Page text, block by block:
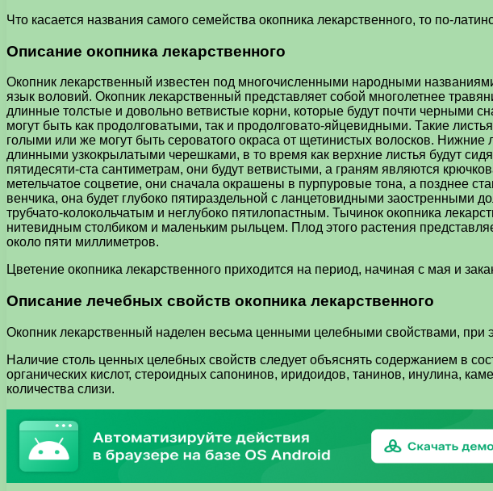
Что касается названия самого семейства окопника лекарственного, то по-
Описание окопника лекарственного
Окопник лекарственный известен под многочисленными народными
язык воловий. Окопник лекарственный представляет собой многолетнее
длинные толстые и довольно ветвистые корни, которые будут почти черными
могут быть как продолговатыми, так и продолговато-яйцевидными. Такие
голыми или же могут быть сероватого окраса от щетинистых волосков.
длинными узкокрылатыми черешками, в то время как верхние листья будут
пятидесяти-ста сантиметрам, они будут ветвистыми, а граням являются
метельчатое соцветие, они сначала окрашены в пурпуровые тона, а позднее
венчика, она будет глубоко пятираздельной с ланцетовидными заостренными
трубчато-колокольчатым и неглубоко пятилопастным. Тычинок окопника
нитевидным столбиком и маленьким рыльцем. Плод этого растения
около пяти миллиметров.
Цветение окопника лекарственного приходится на период, начиная с мая и
Описание лечебных свойств окопника лекарственного
Окопник лекарственный наделен весьма ценными целебными свойствами, при
Наличие столь ценных целебных свойств следует объяснять содержанием в
органических кислот, стероидных сапонинов, иридоидов, танинов, инулина,
количества слизи.